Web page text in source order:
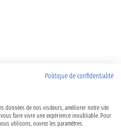
Politique de confidentialité
données de nos visiteurs, améliorer notre site
faire vivre une expérience inoubliable. Pour
utilisons, ouvrez les paramètres.